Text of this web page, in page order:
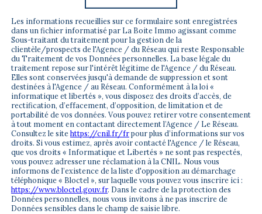
Les informations recueillies sur ce formulaire sont enregistrées
dans un fichier informatisé par La Boite Immo agissant comme
Sous-traitant du traitement pour la gestion de la
clientèle/prospects de l'Agence / du Réseau qui reste Responsable
du Traitement de vos Données personnelles. La base légale du
traitement repose sur l'intérêt légitime de l'Agence / du Réseau.
Elles sont conservées jusqu'à demande de suppression et sont
destinées à l'Agence / au Réseau. Conformément à la loi «
informatique et libertés », vous disposez des droits d’accès, de
rectification, d’effacement, d’opposition, de limitation et de
portabilité de vos données. Vous pouvez retirer votre consentement
à tout moment en contactant directement l’Agence / Le Réseau.
Consultez le sitehttps://cnil.fr/frpour plus d’informations sur vos
droits. Si vous estimez, après avoir contacté l'Agence / le Réseau,
que vos droits « Informatique et Libertés » ne sont pas respectés,
vous pouvez adresser une réclamation à la CNIL. Nous vous
informons de l’existence de la liste d'opposition au démarchage
téléphonique « Bloctel », sur laquelle vous pouvez vous inscrire ici :
https://www.bloctel.gouv.fr. Dans le cadre de la protection des
Données personnelles, nous vous invitons à ne pas inscrire de
Données sensibles dans le champ de saisie libre.